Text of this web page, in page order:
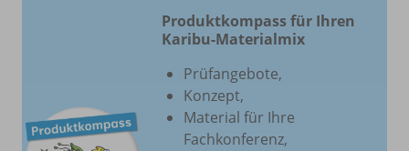
Produktkompass für Ihren
Karibu-Materialmix
Prüfangebote,
Konzept,
Material für Ihre
Fachkonferenz,